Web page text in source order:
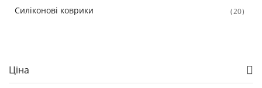
Силіконові коврики (20)
Ціна